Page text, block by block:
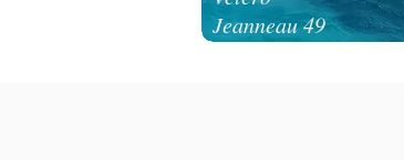
Jeanneau 49